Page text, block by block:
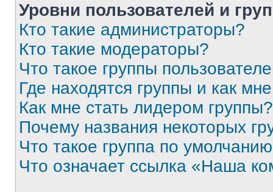
Уровни пользователей и
Кто такие администраторы?
Кто такие модераторы?
Что такое группы
Где находятся группы и как
Как мне стать лидером группы?
Почему названия некоторых
Что такое группа по
Что означает ссылка «Наша